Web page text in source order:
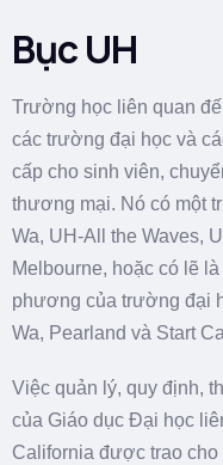
Bục UH
Trường học liên quan
các trường đại học và
cấp cho sinh viên,
thương mại. Nó có một
Wa, UH-All the Waves,
Melbourne, hoặc có lẽ
phương của trường đại
Wa, Pearland và Start
Việc quản lý, quy định,
của Giáo dục Đại học
California được trao